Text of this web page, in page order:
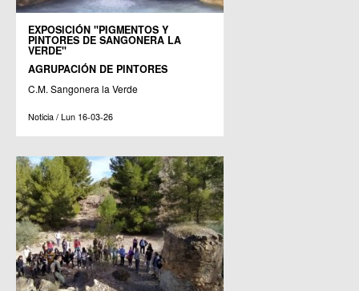
EXPOSICIÓN "PIGMENTOS Y
PINTORES DE SANGONERA LA
VERDE"
AGRUPACIÓN DE PINTORES
C.M. Sangonera la Verde
Noticia / Lun 16-03-26